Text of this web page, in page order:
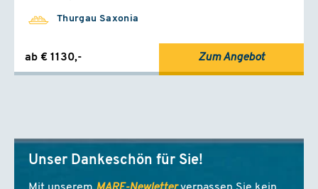
Thurgau Saxonia
ab € 1130,- Zum Angebot
Unser Dankeschön für Sie!